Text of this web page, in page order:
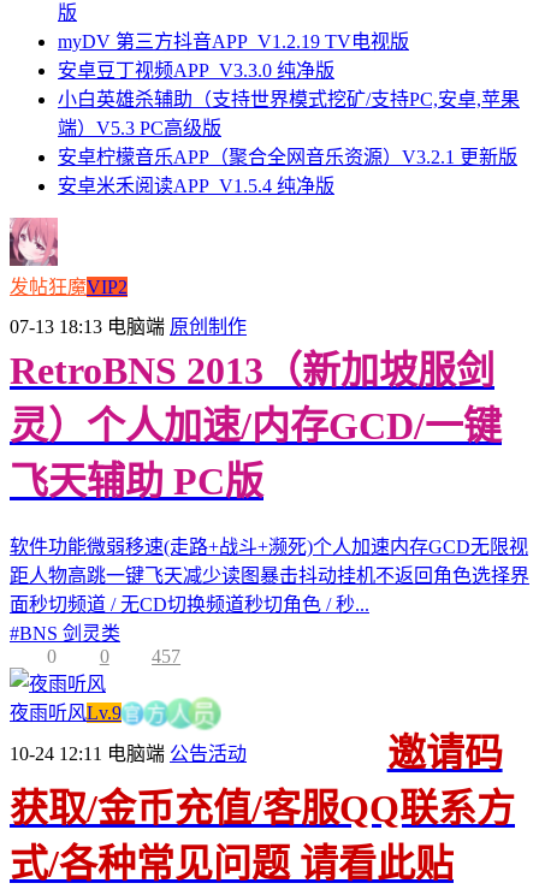
版
myDV 第三方抖音APP_V1.2.19 TV电视版
安卓豆丁视频APP_V3.3.0 纯净版
小白英雄杀辅助（支持世界模式挖矿/支持PC,安卓,苹果
端）V5.3 PC高级版
安卓柠檬音乐APP（聚合全网音乐资源）V3.2.1 更新版
安卓米禾阅读APP_V1.5.4 纯净版
发帖狂魔VIP2
07-13 18:13 电脑端 原创制作
RetroBNS 2013（新加坡服剑
灵）个人加速/内存GCD/一键
飞天辅助 PC版
软件功能微弱移速(走路+战斗+濒死)个人加速内存GCD无限视
距人物高跳一键飞天减少读图暴击抖动挂机不返回角色选择界
面秒切频道 / 无CD切换频道秒切角色 / 秒...
#BNS 剑灵类
0
0 457
夜雨听风Lv.9官 方 人 员
10-24 12:11 电脑端 公告活动
邀请码
获取/金币充值/客服QQ联系方
式/各种常见问题 请看此贴